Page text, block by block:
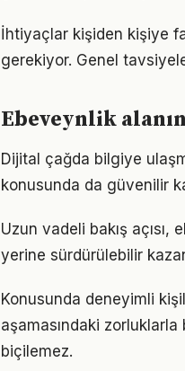
İhtiyaçlar kişiden kişiye
gerekiyor. Genel
Ebeveynlik
Dijital çağda bilgiye
konusunda da güvenilir
Uzun vadeli bakış açısı,
yerine sürdürülebilir
Konusunda deneyimli
aşamasındaki zorluklarla
biçilemez.